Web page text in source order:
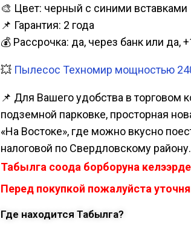
🎨 Цвет: черный с синими вставками
📌 Гарантия: 2 года
💰 Рассрочка: да, через банк или да,
💥 Пылесос Техномир мощностью
📌 Для Вашего удобства в торговом
подземной парковке, просторная
«На Востоке», где можно вкусно
налоговой по Свердловскому
Табылга соода борборуна
Перед покупкой пожалуйста
Где находится Табылга?